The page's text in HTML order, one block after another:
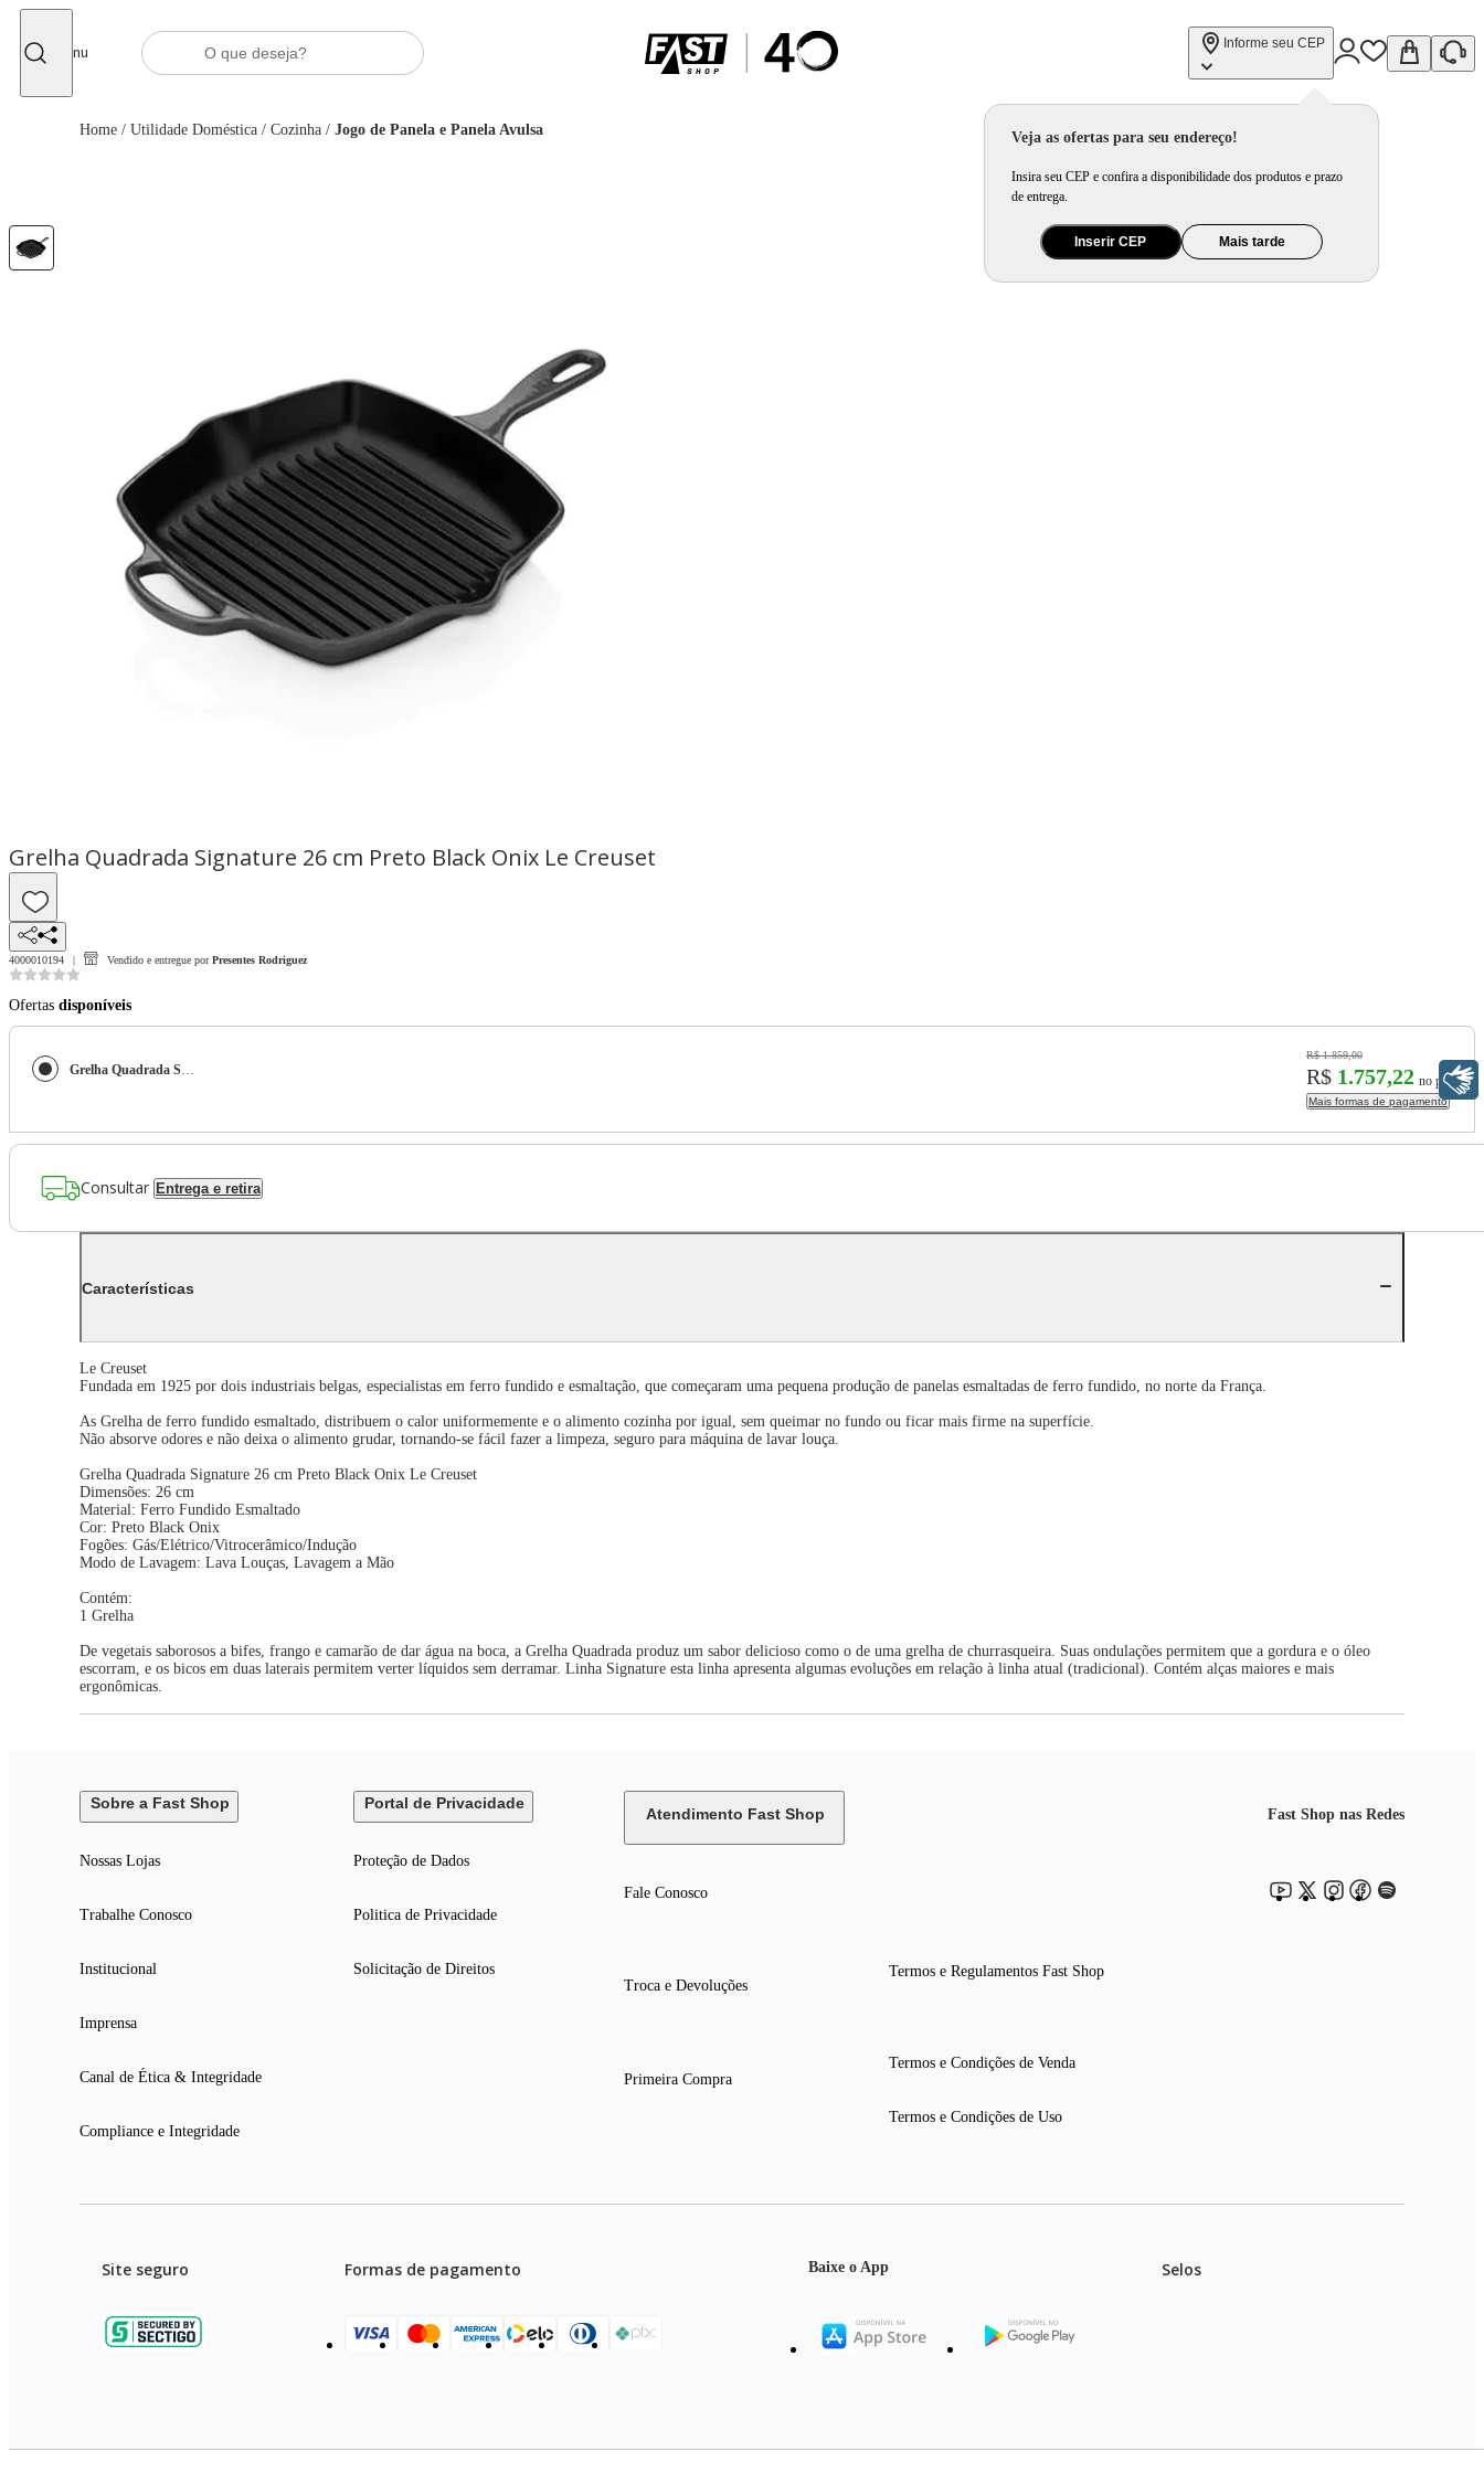
Menu
Informe seu CEP
Veja as ofertas para seu endereço!
Insira seu CEP e confira a disponibilidade dos produtos e prazo
de entrega.
Inserir CEP Mais tarde
Home / Utilidade Doméstica / Cozinha / Jogo de Panela e Panela Avulsa
Grelha Quadrada Signature 26 cm Preto Black Onix Le Creuset
4000010194 Vendido e entregue por Presentes Rodriguez
Ofertas disponíveis
Grelha Quadrada Signature 26 cm Preto Black Onix Le Creuset
R$ 1.859,00
R$ 1.757,22 no pix
Mais formas de pagamento
Consultar Entrega e retira
Características
Le Creuset
Fundada em 1925 por dois industriais belgas, especialistas em ferro fundido e esmaltação, que começaram uma pequena produção de panelas esmaltadas de ferro fundido, no norte da França.
As Grelha de ferro fundido esmaltado, distribuem o calor uniformemente e o alimento cozinha por igual, sem queimar no fundo ou ficar mais firme na superfície.
Não absorve odores e não deixa o alimento grudar, tornando-se fácil fazer a limpeza, seguro para máquina de lavar louça.
Grelha Quadrada Signature 26 cm Preto Black Onix Le Creuset
Dimensões: 26 cm
Material: Ferro Fundido Esmaltado
Cor: Preto Black Onix
Fogões: Gás/Elétrico/Vitrocerâmico/Indução
Modo de Lavagem: Lava Louças, Lavagem a Mão
Contém:
1 Grelha
De vegetais saborosos a bifes, frango e camarão de dar água na boca, a Grelha Quadrada produz um sabor delicioso como o de uma grelha de churrasqueira. Suas ondulações permitem que a gordura e o óleo
escorram, e os bicos em duas laterais permitem verter líquidos sem derramar. Linha Signature esta linha apresenta algumas evoluções em relação à linha atual (tradicional). Contém alças maiores e mais
ergonômicas.
Sobre a Fast Shop
Nossas Lojas
Trabalhe Conosco
Institucional
Imprensa
Canal de Ética & Integridade
Compliance e Integridade
Portal de Privacidade
Proteção de Dados
Politica de Privacidade
Solicitação de Direitos
Atendimento Fast Shop
Fale Conosco
Troca e Devoluções
Primeira Compra
Termos e Regulamentos Fast Shop
Termos e Condições de Venda
Termos e Condições de Uso
Fast Shop nas Redes
Site seguro Formas de pagamento Baixe o App Selos
Libras